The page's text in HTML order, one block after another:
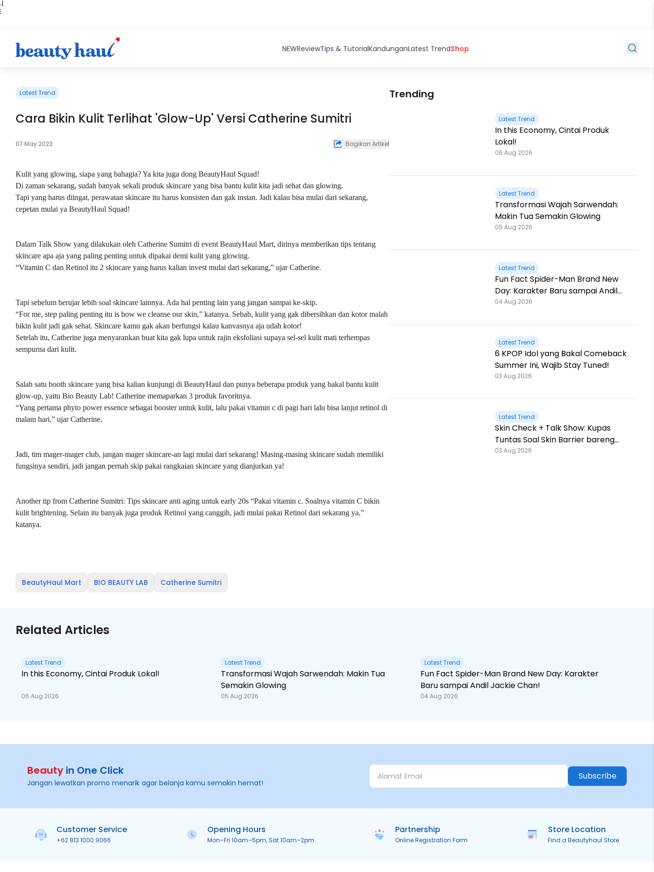
|
NEWReviewTips & TutorialKandunganLatest TrendShop
Latest Trend
Cara Bikin Kulit Terlihat 'Glow-Up' Versi Catherine Sumitri
07 May 2023 Bagikan Artikel
Kulit yang glowing, siapa yang bahagia? Ya kita juga dong BeautyHaul Squad!
Di zaman sekarang, sudah banyak sekali produk skincare yang bisa bantu kulit kita jadi sehat dan glowing.
Tapi yang harus diingat, perawatan skincare itu harus konsisten dan gak instan. Jadi kalau bisa mulai dari sekarang,
cepetan mulai ya BeautyHaul Squad!
Dalam Talk Show yang dilakukan oleh Catherine Sumitri di event BeautyHaul Mart, dirinya memberikan tips tentang
skincare apa aja yang paling penting untuk dipakai demi kulit yang glowing.
“Vitamin C dan Retinol itu 2 skincare yang harus kalian invest mulai dari sekarang,” ujar Catherine.
Tapi sebelum berujar lebih soal skincare lainnya. Ada hal penting lain yang jangan sampai ke-skip.
“For me, step paling penting itu is how we cleanse our skin,” katanya. Sebab, kulit yang gak dibersihkan dan kotor malah
bikin kulit jadi gak sehat. Skincare kamu gak akan berfungsi kalau kanvasnya aja udah kotor!
Setelah itu, Catherine juga menyarankan buat kita gak lupa untuk rajin eksfoliasi supaya sel-sel kulit mati terhempas
sempurna dari kulit.
Salah satu booth skincare yang bisa kalian kunjungi di BeautyHaul dan punya beberapa produk yang bakal bantu kulit
glow-up, yaitu Bio Beauty Lab! Catherine memaparkan 3 produk favoritnya.
“Yang pertama phyto power essence sebagai booster untuk kulit, lalu pakai vitamin c di pagi hari lalu bisa lanjut retinol di
malam hari,” ujar Catherine.
Jadi, tim mager-mager club, jangan mager skincare-an lagi mulai dari sekarang! Masing-masing skincare sudah memiliki
fungsinya sendiri, jadi jangan pernah skip pakai rangkaian skincare yang dianjurkan ya!
Another tip from Catherine Sumitri: Tips skincare anti aging untuk early 20s “Pakai vitamin c. Soalnya vitamin C bikin
kulit brightening. Selain itu banyak juga produk Retinol yang canggih, jadi mulai pakai Retinol dari sekarang ya,”
katanya.
BeautyHaul Mart BIO BEAUTY LAB Catherine Sumitri
Trending
Latest Trend
In this Economy, Cintai Produk
Lokal!
06 Aug 2026
Latest Trend
Transformasi Wajah Sarwendah:
Makin Tua Semakin Glowing
05 Aug 2026
Latest Trend
Fun Fact Spider-Man Brand New
Day: Karakter Baru sampai Andil
Jackie Chan!
04 Aug 2026
Latest Trend
6 KPOP Idol yang Bakal Comeback
Summer Ini, Wajib Stay Tuned!
03 Aug 2026
Latest Trend
Skin Check + Talk Show: Kupas
Tuntas Soal Skin Barrier bareng
Pestlo dan Skintention!
03 Aug 2026
Related Articles
Latest Trend
In this Economy, Cintai Produk Lokal!
06 Aug 2026
Latest Trend
Transformasi Wajah Sarwendah: Makin Tua
Semakin Glowing
05 Aug 2026
Latest Trend
Fun Fact Spider-Man Brand New Day: Karakter
Baru sampai Andil Jackie Chan!
04 Aug 2026
Beauty in One Click
Jangan lewatkan promo menarik agar belanja kamu semakin hemat!
Subscribe
Customer Service
+62 813 1000 9066
Opening Hours
Mon–Fri 10am–5pm, Sat 10am–2pm
Partnership
Online Registration Form
Store Location
Find a Beautyhaul Store